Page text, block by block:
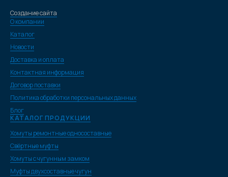
Создание сайта
О компании
Каталог
Новости
Доставка и оплата
Контактная информация
Договор поставки
Политика обработки персональных данных
Блог
КАТАЛОГ ПРОДУКЦИИ
Хомуты ремонтные односоставные
Свёртные муфты
Хомуты с чугунным замком
Муфты двухсоставные чугун